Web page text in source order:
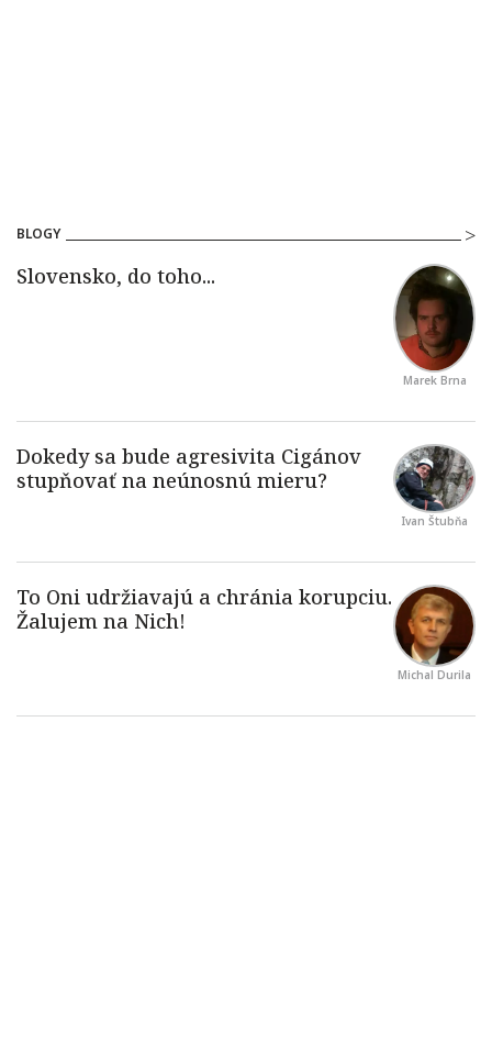
BLOGY
Marek Brna
Ivan Štubňa
Michal Durila